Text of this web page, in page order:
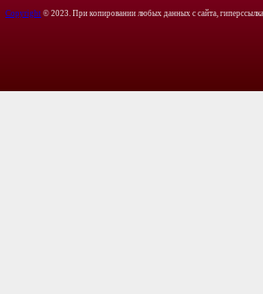
Copyright © 2023. При копировании любых данных с сайта,